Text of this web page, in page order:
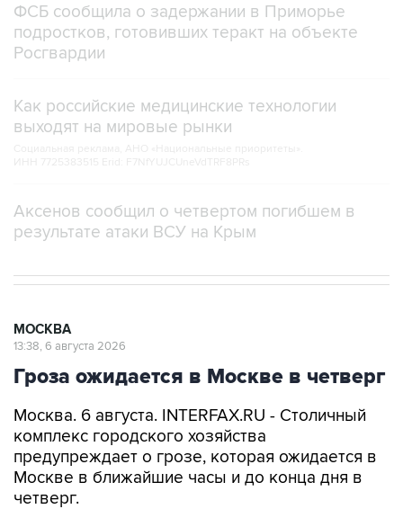
ФСБ сообщила о задержании в Приморье
подростков, готовивших теракт на объекте
Росгвардии
Как российские медицинские технологии
выходят на мировые рынки
Аксенов сообщил о четвертом погибшем в
результате атаки ВСУ на Крым
МОСКВА
13:38, 6 августа 2026
Гроза ожидается в Москве в четверг
Москва. 6 августа. INTERFAX.RU - Столичный
комплекс городского хозяйства
предупреждает о грозе, которая ожидается в
Москве в ближайшие часы и до конца дня в
четверг.